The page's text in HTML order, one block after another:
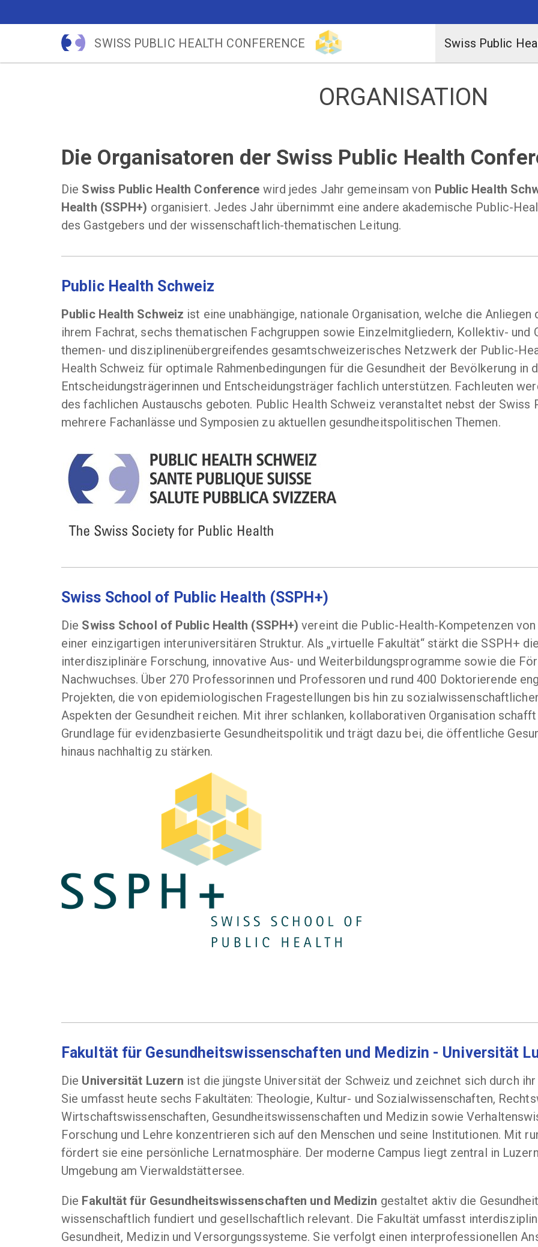
SWISS PUBLIC HEALTH CONFERENCE Swiss Public
ORGANISATION
Die Organisatoren der Swiss Public Health
Die Swiss Public Health Conference wird jedes Jahr gemeinsam von Public Health
Health (SSPH+) organisiert. Jedes Jahr übernimmt eine andere akademische Public-
des Gastgebers und der wissenschaftlich-thematischen Leitung.
Public Health Schweiz
Public Health Schweiz ist eine unabhängige, nationale Organisation, welche die
ihrem Fachrat, sechs thematischen Fachgruppen sowie Einzelmitgliedern, Kollektiv- und
themen- und disziplinenübergreifendes gesamtschweizerisches Netzwerk der Public-
Health Schweiz für optimale Rahmenbedingungen für die Gesundheit der Bevölkerung in
Entscheidungsträgerinnen und Entscheidungsträger fachlich unterstützen. Fachleuten
des fachlichen Austauschs geboten. Public Health Schweiz veranstaltet nebst der Swiss
mehrere Fachanlässe und Symposien zu aktuellen gesundheitspolitischen Themen.
Swiss School of Public Health (SSPH+)
Die Swiss School of Public Health (SSPH+) vereint die Public-Health-Kompetenzen
einer einzigartigen interuniversitären Struktur. Als „virtuelle Fakultät“ stärkt die SSPH+
interdisziplinäre Forschung, innovative Aus- und Weiterbildungsprogramme sowie die
Nachwuchses. Über 270 Professorinnen und Professoren und rund 400 Doktorierende
Projekten, die von epidemiologischen Fragestellungen bis hin zu
Aspekten der Gesundheit reichen. Mit ihrer schlanken, kollaborativen Organisation
Grundlage für evidenzbasierte Gesundheitspolitik und trägt dazu bei, die öffentliche
hinaus nachhaltig zu stärken.
Fakultät für Gesundheits­­wissenschaften und Medizin - Universität
Die Universität Luzern ist die jüngste Universität der Schweiz und zeichnet sich durch
Sie umfasst heute sechs Fakultäten: Theologie, Kultur- und Sozialwissenschaften,
Wirtschaftswissenschaften, Gesundheitswissenschaften und Medizin sowie
Forschung und Lehre konzentrieren sich auf den Menschen und seine Institutionen. Mit
fördert sie eine persönliche Lernatmosphäre. Der moderne Campus liegt zentral in
Umgebung am Vierwaldstättersee.
Die Fakultät für Gesundheitswissenschaften und Medizin gestaltet aktiv die
wissenschaftlich fundiert und gesellschaftlich relevant. Die Fakultät umfasst
Gesundheit, Medizin und Versorgungssysteme. Sie verfolgt einen interprofessionellen